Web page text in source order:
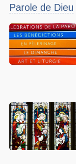
Parole de Dieu